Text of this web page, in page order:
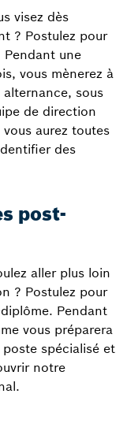
visez dès
? Postulez pour
Pendant une
vous mènerez à
sous
de direction
vous aurez toutes
des
post-
aller plus loin
? Postulez pour
Pendant
vous préparera
spécialisé et
notre